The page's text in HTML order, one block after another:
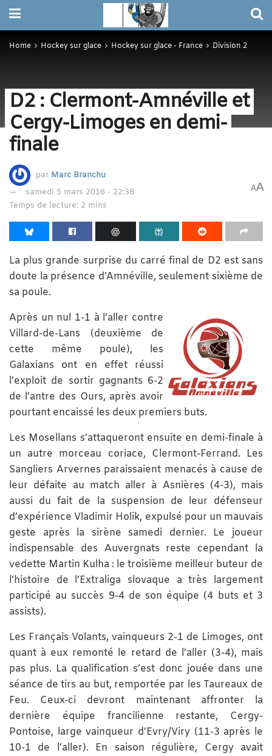
Home Hockey sur glace Hockey sur glace - France Division 2
D2 : Clermont-Amnéville et
Cergy-Limoges en demi-
finale
par Marc Branchu
samedi 5 mars 2016 - 22:38
Temps de lecture: 2 mins
AA
La plus grande surprise du carré final de D2 est sans
doute la présence d’Amnéville, seulement sixième de
sa poule.
Après un nul 1-1 à l’aller contre
Villard-de-Lans (deuxième de
cette même poule), les
Galaxians ont en effet réussi
l’exploit de sortir gagnants 6-2
de l’antre des Ours, après avoir
pourtant encaissé les deux premiers buts.
Les Mosellans s’attaqueront ensuite en demi-finale à
un autre morceau coriace, Clermont-Ferrand. Les
Sangliers Arvernes paraissaient menacés à cause de
leur défaite au match aller à Asnières (4-3), mais
aussi du fait de la suspension de leur défenseur
d’expérience Vladimir Holik, expulsé pour un mauvais
geste après la sirène samedi dernier. Le joueur
indispensable des Auvergnats reste cependant la
vedette Martin Kulha : le troisième meilleur buteur de
l’histoire de l’Extraliga slovaque a très largement
participé au succès 9-4 de son équipe (4 buts et 3
assists).
Les Français Volants, vainqueurs 2-1 de Limoges, ont
quant à eux remonté le retard de l’aller (3-4), mais
pas plus. La qualification s’est donc jouée dans une
séance de tirs au but, remportée par les Taureaux de
Feu. Ceux-ci devront maintenant affronter la
dernière équipe francilienne restante, Cergy-
Pontoise, large vainqueur d’Evry/Viry (11-3 après le
10-1 de l’aller). En saison régulière, Cergy avait